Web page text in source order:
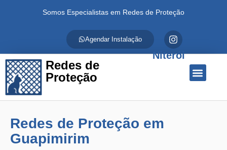
Somos Especialistas em Redes de Proteção
Agendar Instalação
Redes de
Proteção
Niterói
Redes de Proteção em
Guapimirim